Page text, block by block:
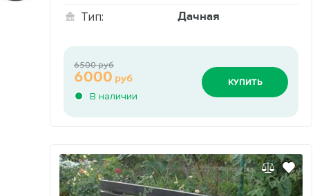
Тип: Дачная
В наличии
6000 руб
6500 руб
КУПИТЬ